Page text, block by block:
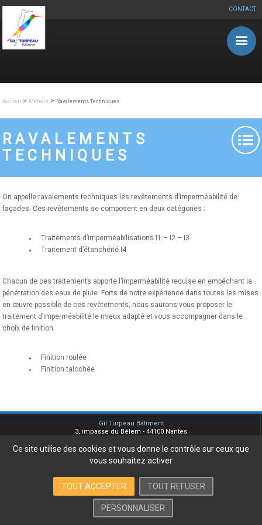
CONTACT
Aller au contenu principal
Accueil > Métiers > Ravalements Techniques
RAVALEMENTS
TECHNIQUES
On appelle ravalements techniques les revêtements d’imperméabilité de
façades. Ces revêtements se composent en deux catégories :
Traitements d’imperméabilisations I1 – I2 – I3
Traitement d’étanchéité I4
Chacun de ces traitements apporte l’imperméabilité requise en empêchant la
pénétration des eaux de pluie. Forts de notre expérience dans toutes les mises
en œuvre possible de ces revêtements, nous saurons vous proposer le
traitement d’imperméabilité le mieux adapté et vous accompagner dans le
choix de finition.
Finition roulée
Finition talochée
Gil Turpeau Bâtiment
3, impasse du Bélem - 44100 Nantes
info@turpeau.fr
Mentions légales
Contact
Ce site utilise des cookies et vous donne le contrôle sur ceux que
vous souhaitez activer
TOUT ACCEPTER TOUT REFUSER
PERSONNALISER